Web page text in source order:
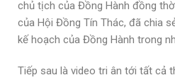
chủ tịch của Đồng Hành đồng
của Hội Đồng Tín Thác, đã chia
kế hoạch của Đồng Hành trong
Tiếp sau là video tri ân tới tất cả